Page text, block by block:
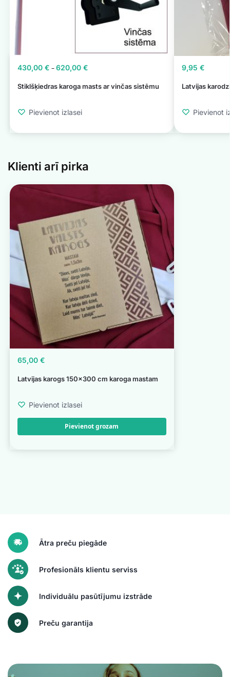
Stiklšķiedras karoga masts ar vinčas sistēmu
430,00 € –620,00 €
Pievienot izlasei
Latvijas
9,95 €
Pievienot
Klienti arī pirka
Latvijas karogs 150×300 cm karoga mastam
65,00 €
Pievienot izlasei
Pievienot grozam
Ātra preču piegāde
Profesionāls klientu serviss
Individuālu pasūtījumu izstrāde
Preču garantija